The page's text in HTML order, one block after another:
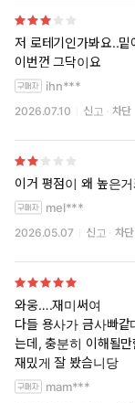
저 로테기인가봐요..
이번껀 그닥이요
ihn***
2026.07.10 신고 차단
이거 평점이 왜 높은
mel***
2026.05.07 신고 차단
와웅….재미써여
다들 용사가 금사빠
는데, 충분히 이해될
재밌게 잘 봤슴니당
mam***